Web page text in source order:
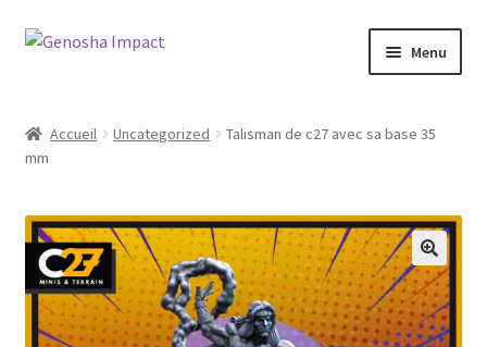
Aller
navigation
Aller
Menu
Cart
Checkout
My account
Shop
Accueil Uncategorized
Talisman de c27 avec sa base 35
mm